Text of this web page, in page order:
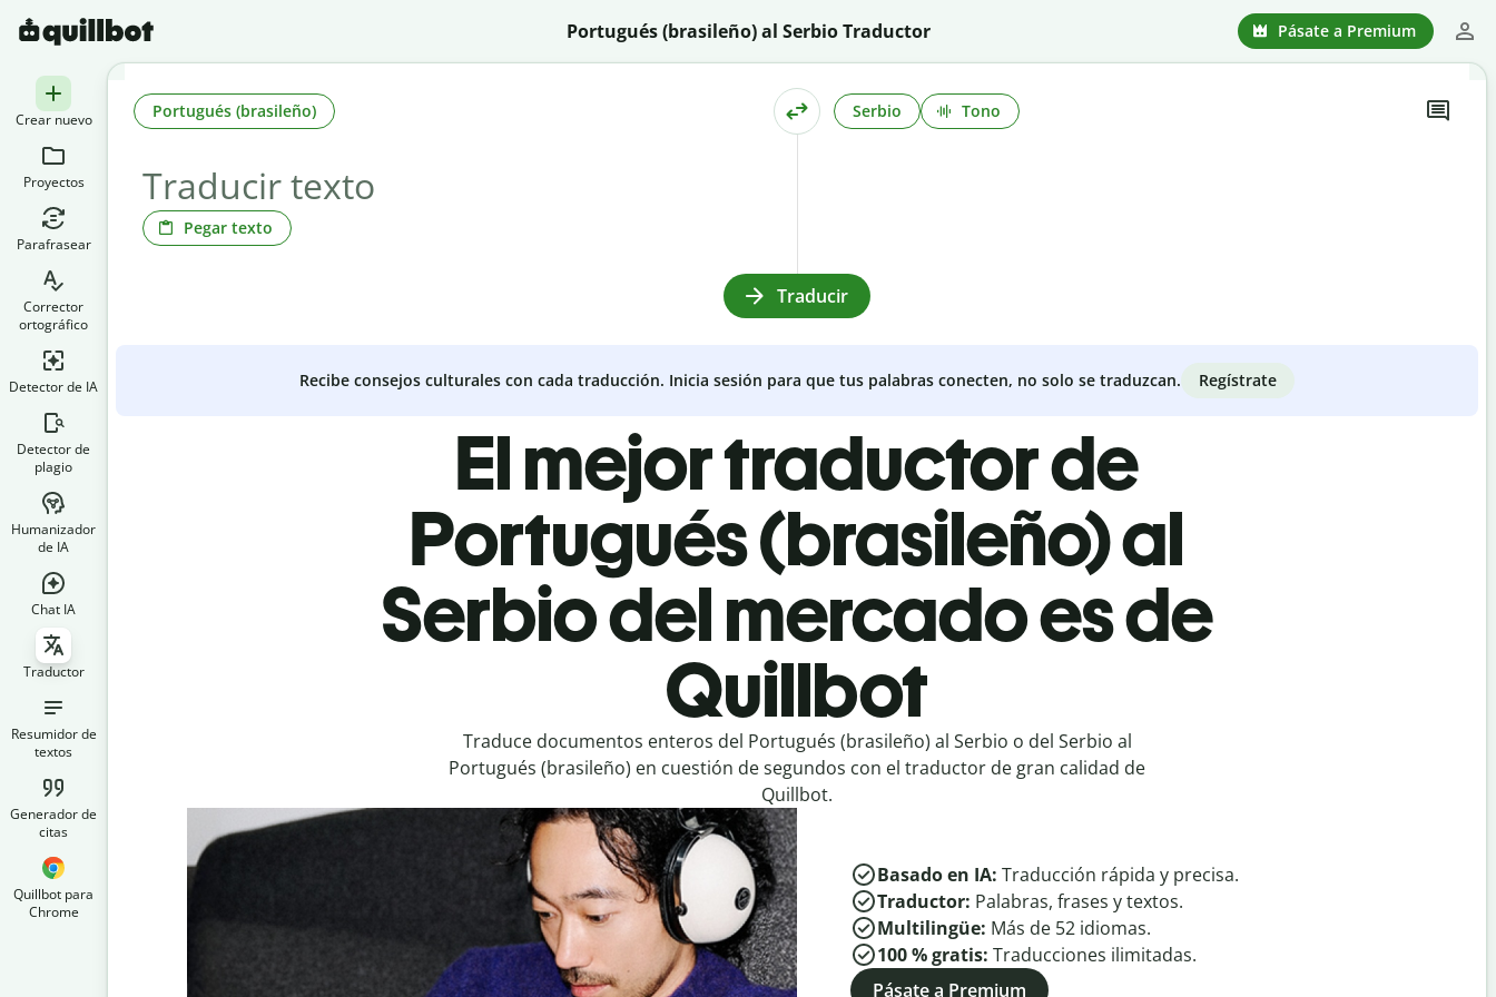
Portugués (brasileño) al Serbio Traductor Pásate a Premium
Crear nuevo
Proyectos
Parafrasear
Corrector
ortográfico
Detector de IA
Detector de
plagio
Humanizador
de IA
Chat IA
Traductor
Resumidor de
textos
Generador de
citas
Quillbot para
Chrome
Pegar texto
Portugués (brasileño) Serbio Tono
Traducir
Recibe consejos culturales con cada traducción. Inicia sesión para que tus palabras conecten, no solo se traduzcan. Regístrate
El mejor traductor de
Portugués (brasileño) al
Serbio del mercado es de
Quillbot
Traduce documentos enteros del Portugués (brasileño) al Serbio o del Serbio al
Portugués (brasileño) en cuestión de segundos con el traductor de gran calidad de
Quillbot.
Basado en IA: Traducción rápida y precisa.
Traductor: Palabras, frases y textos.
Multilingüe: Más de 52 idiomas.
100 % gratis: Traducciones ilimitadas.
Pásate a Premium